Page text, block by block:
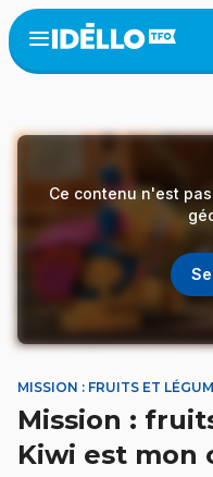
Aller
au
contenu
Open
menu
Ce contenu n'est
MISSION : FRUITS ET
Mission :
Kiwi est mon